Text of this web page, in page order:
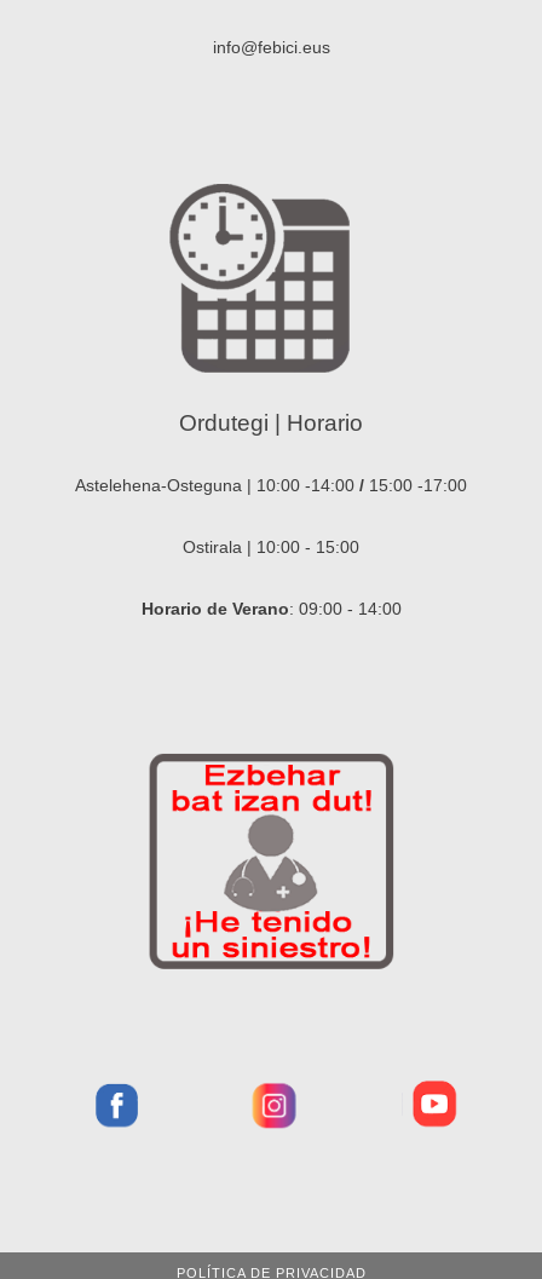
info@febici.eus
Ordutegi | Horario
Astelehena-Osteguna | 10:00 -14:00 / 15:00 -17:00
Ostirala | 10:00 - 15:00
Horario de Verano: 09:00 - 14:00
POLÍTICA DE PRIVACIDAD